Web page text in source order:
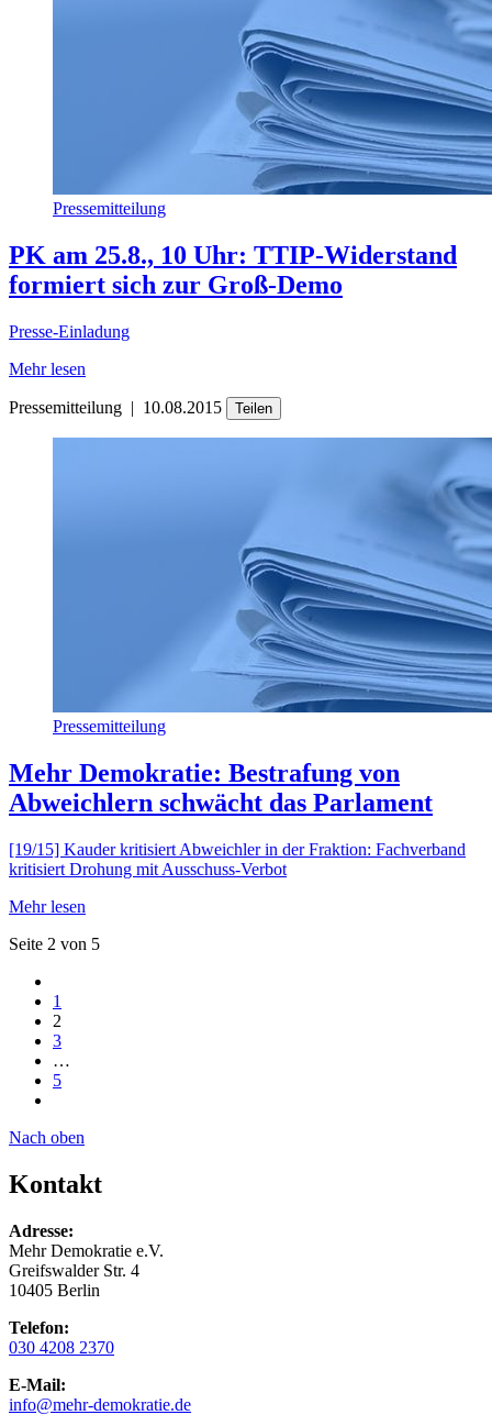
Pressemitteilung
PK am 25.8., 10 Uhr: TTIP-Widerstand
formiert sich zur Groß-Demo
Presse-Einladung
Mehr lesen
Pressemitteilung | 10.08.2015 Teilen
Pressemitteilung
Mehr Demokratie: Bestrafung von
Abweichlern schwächt das Parlament
[19/15] Kauder kritisiert Abweichler in der Fraktion: Fachverband
kritisiert Drohung mit Ausschuss-Verbot
Mehr lesen
Seite 2 von 5
1
2
3
…
5
Nach oben
Kontakt
Adresse:
Mehr Demokratie e.V.
Greifswalder Str. 4
10405 Berlin
Telefon:
030 4208 2370
E-Mail:
info@mehr-demokratie.de